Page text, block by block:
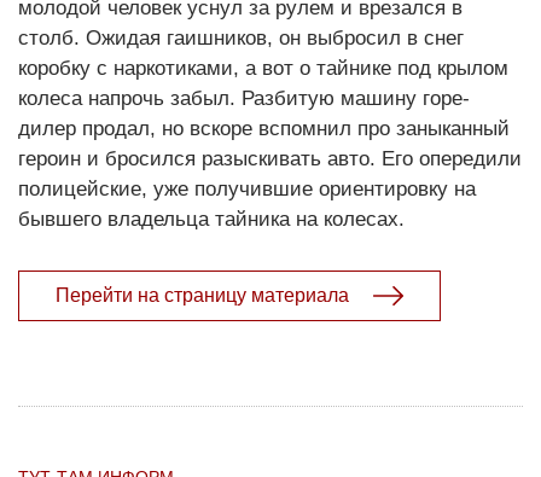
молодой человек уснул за рулем и врезался в
столб. Ожидая гаишников, он выбросил в снег
коробку с наркотиками, а вот о тайнике под крылом
колеса напрочь забыл. Разбитую машину горе-
дилер продал, но вскоре вспомнил про заныканный
героин и бросился разыскивать авто. Его опередили
полицейские, уже получившие ориентировку на
бывшего владельца тайника на колесах.
Перейти на страницу материала